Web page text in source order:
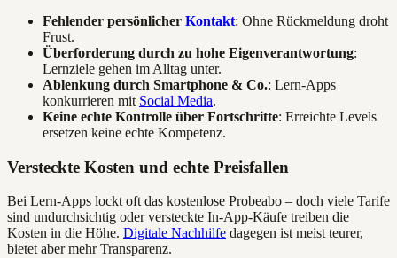
Fehlender persönlicher Kontakt: Ohne Rückmeldung droht
Frust.
Überforderung durch zu hohe Eigenverantwortung:
Lernziele gehen im Alltag unter.
Ablenkung durch Smartphone & Co.: Lern-Apps
konkurrieren mit Social Media.
Keine echte Kontrolle über Fortschritte: Erreichte Levels
ersetzen keine echte Kompetenz.
Versteckte Kosten und echte Preisfallen
Bei Lern-Apps lockt oft das kostenlose Probeabo – doch viele Tarife
sind undurchsichtig oder versteckte In-App-Käufe treiben die
Kosten in die Höhe. Digitale Nachhilfe dagegen ist meist teurer,
bietet aber mehr Transparenz.